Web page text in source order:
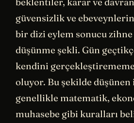
güvensizlik ve
bir dizi eylem sonucu
düşünme şekli. Gün
kendini
oluyor. Bu şekilde
genellikle matematik,
muhasebe gibi kuralları